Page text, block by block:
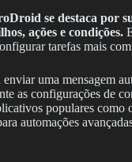
se destaca por
ações e condições.
tarefas mais
uma mensagem
as configurações de
populares como
automações